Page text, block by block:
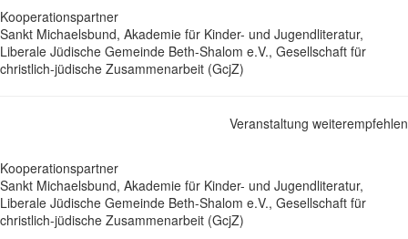
Kooperationspartner
Sankt Michaelsbund, Akademie für Kinder- und Jugendliteratur,
Liberale Jüdische Gemeinde Beth-Shalom e.V., Gesellschaft für
christlich-jüdische Zusammenarbeit (GcjZ)
Veranstaltung weiterempfehlen
Kooperationspartner
Sankt Michaelsbund, Akademie für Kinder- und Jugendliteratur,
Liberale Jüdische Gemeinde Beth-Shalom e.V., Gesellschaft für
christlich-jüdische Zusammenarbeit (GcjZ)